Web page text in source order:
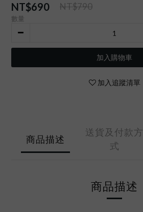
NT$690 NT$790
數量
加入購物車
加入追蹤清單
商品描述
送貨及付款方
式
商品描述